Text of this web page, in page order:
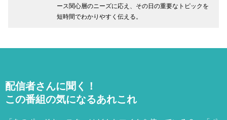
ース関心層のニーズに応え、その日の重要なトピックを
短時間でわかりやすく伝える。
配信者さんに聞く！
この番組の気になるあれこれ